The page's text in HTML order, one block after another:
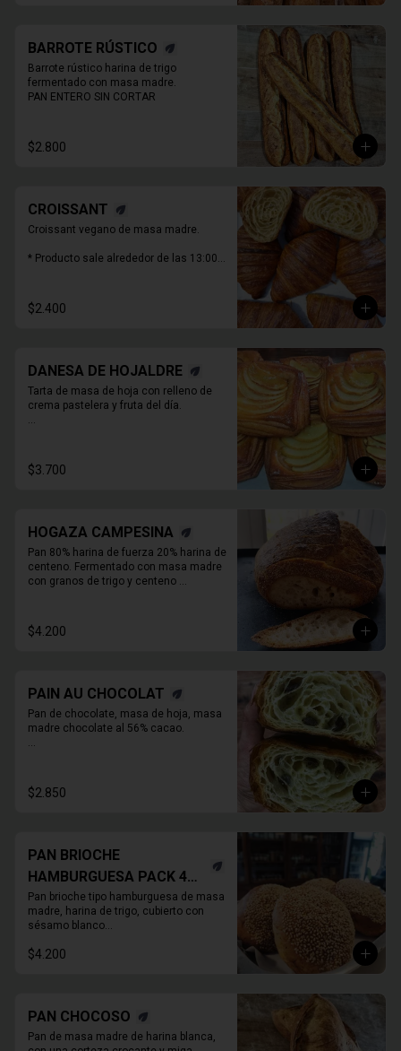
BARROTE RÚSTICO
Barrote rústico harina de trigo
fermentado con masa madre.
PAN ENTERO SIN CORTAR
$2.800
CROISSANT
Croissant vegano de masa madre.
* Producto sale alrededor de las 13:00 -
$2.400
DANESA DE HOJALDRE
Tarta de masa de hoja con relleno de
crema pastelera y fruta del día.
despacho*
** FOTO  REFERENCIAL
$3.700
HOGAZA CAMPESINA
Pan 80% harina de fuerza 20% harina de
centeno. Fermentado con masa madre
con granos de trigo y centeno
REBANAR.
$4.200
PAIN AU CHOCOLAT
Pan de chocolate, masa de hoja, masa
madre chocolate al 56% cacao.
despacho*
$2.850
PAN BRIOCHE
HAMBURGUESA PACK 4
UNIDADES
Pan brioche tipo hamburguesa de masa
madre, harina de trigo, cubierto con
sésamo blanco
$4.200
PAN CHOCOSO
Pan de masa madre de harina blanca,